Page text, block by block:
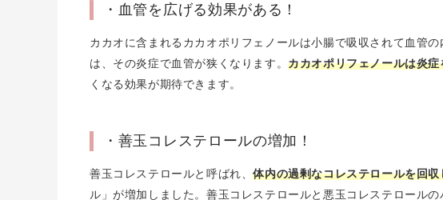
・血管を広げる効果がある！
カカオに含まれるカカオポリフェノールは小腸で吸収されて血管
は、その炎症で血管が狭くなります。カカオポリフェノールは炎
くなる効果が期待できます。
・善玉コレステロールの増加！
善玉コレステロールと呼ばれ、体内の過剰なコレステロールを回
ル」が増加しました。善玉コレステロールと悪玉コレステロール